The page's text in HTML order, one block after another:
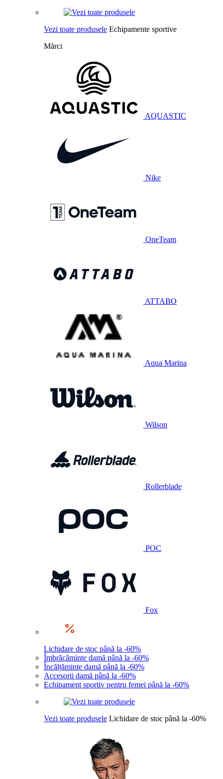
Vezi toate produsele Echipamente sportive
Mărci
AQUASTIC
Nike
OneTeam
ATTABO
Aqua Marina
Wilson
Rollerblade
POC
Fox
Lichidare de stoc până la -60%
Îmbrăcăminte damă până la -60%
Încălțăminte damă până la -60%
Accesorii damă până la -60%
Echipament sportiv pentru femei până la -60%
Vezi toate produsele Lichidare de stoc până la -60%